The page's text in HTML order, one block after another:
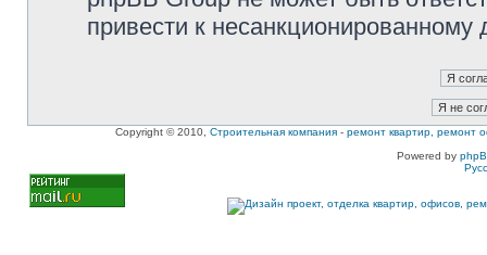
привести к несанкционированному
Copyright © 2010, Строительная компания - ремонт квартир, ремонт
Powered by